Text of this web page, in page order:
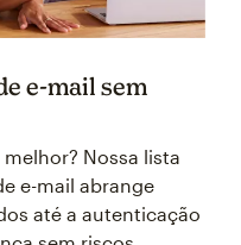
e-mail sem
Nossa lista
e-mail abrange
até a autenticação